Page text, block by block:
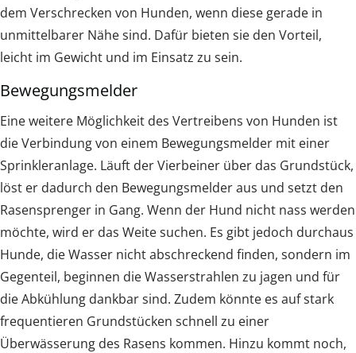
dem Verschrecken von Hunden, wenn diese gerade in
unmittelbarer Nähe sind. Dafür bieten sie den Vorteil,
leicht im Gewicht und im Einsatz zu sein.
Bewegungsmelder
Eine weitere Möglichkeit des Vertreibens von Hunden ist
die Verbindung von einem Bewegungsmelder mit einer
Sprinkleranlage. Läuft der Vierbeiner über das Grundstück,
löst er dadurch den Bewegungsmelder aus und setzt den
Rasensprenger in Gang. Wenn der Hund nicht nass werden
möchte, wird er das Weite suchen. Es gibt jedoch durchaus
Hunde, die Wasser nicht abschreckend finden, sondern im
Gegenteil, beginnen die Wasserstrahlen zu jagen und für
die Abkühlung dankbar sind. Zudem könnte es auf stark
frequentieren Grundstücken schnell zu einer
Überwässerung des Rasens kommen. Hinzu kommt noch,